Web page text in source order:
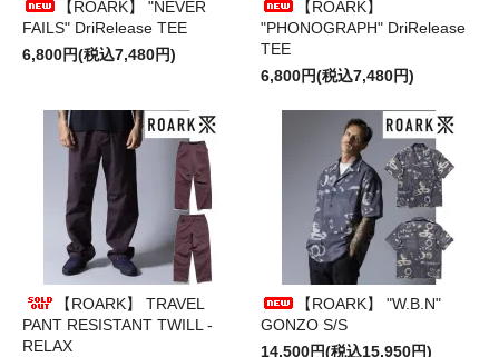
【ROARK】 "NEVER
FAILS" DriRelease TEE
6,800円(税込7,480円)
【ROARK】
"PHONOGRAPH" DriRelease
TEE
6,800円(税込7,480円)
【ROARK】 TRAVEL
PANT RESISTANT TWILL -
RELAX
【ROARK】 "W.B.N"
GONZO S/S
14,500円(税込15,950円)